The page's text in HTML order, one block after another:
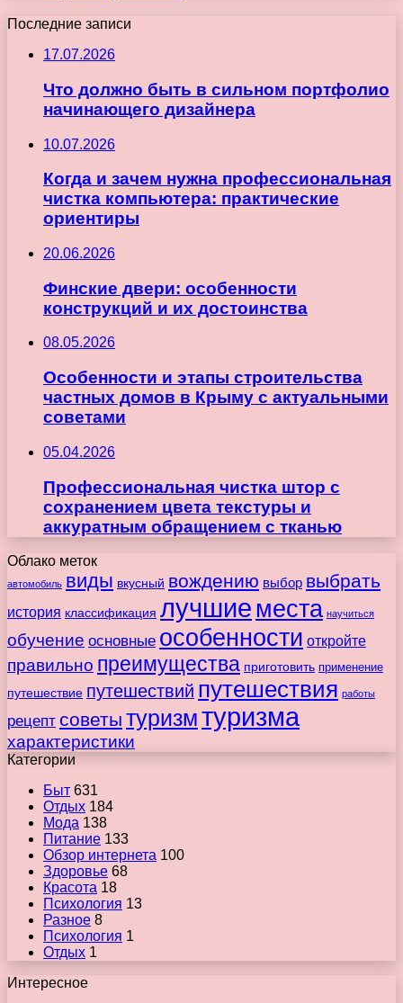
Последние записи
17.07.2026
Что должно быть в сильном портфолио
начинающего дизайнера
10.07.2026
Когда и зачем нужна профессиональная
чистка компьютера: практические
ориентиры
20.06.2026
Финские двери: особенности
конструкций и их достоинства
08.05.2026
Особенности и этапы строительства
частных домов в Крыму с актуальными
советами
05.04.2026
Профессиональная чистка штор с
сохранением цвета текстуры и
аккуратным обращением с тканью
Облако меток
автомобиль виды вкусный вождению выбор выбрать
история классификация лучшиеместа научиться
обучение основные особенности откройте
правильно преимущества приготовить применение
путешествие путешествий путешествия работы
рецепт советы туризмтуризма
характеристики
Категории
Быт 631
Отдых 184
Мода 138
Питание 133
Обзор интернета 100
Здоровье 68
Красота 18
Психология 13
Разное 8
Психология 1
Отдых 1
Интересное